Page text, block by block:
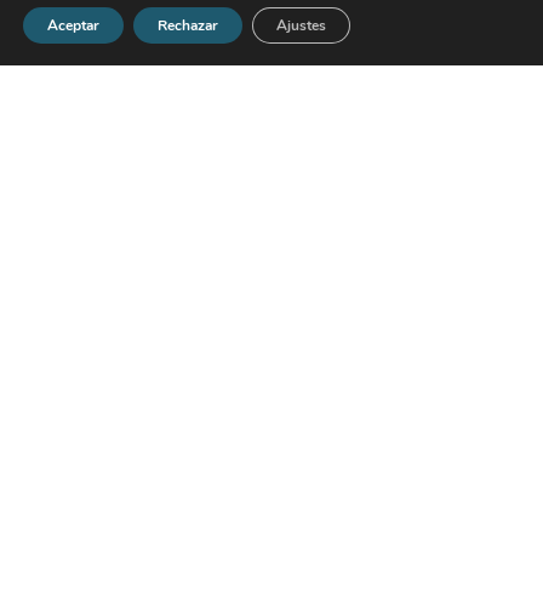
experiencia, les hace ser más optimistas con sus propuestas de
cambio. Están más dispuestos que los mayores para ser
campeones del cambio.
Aceptar Rechazar Ajustes